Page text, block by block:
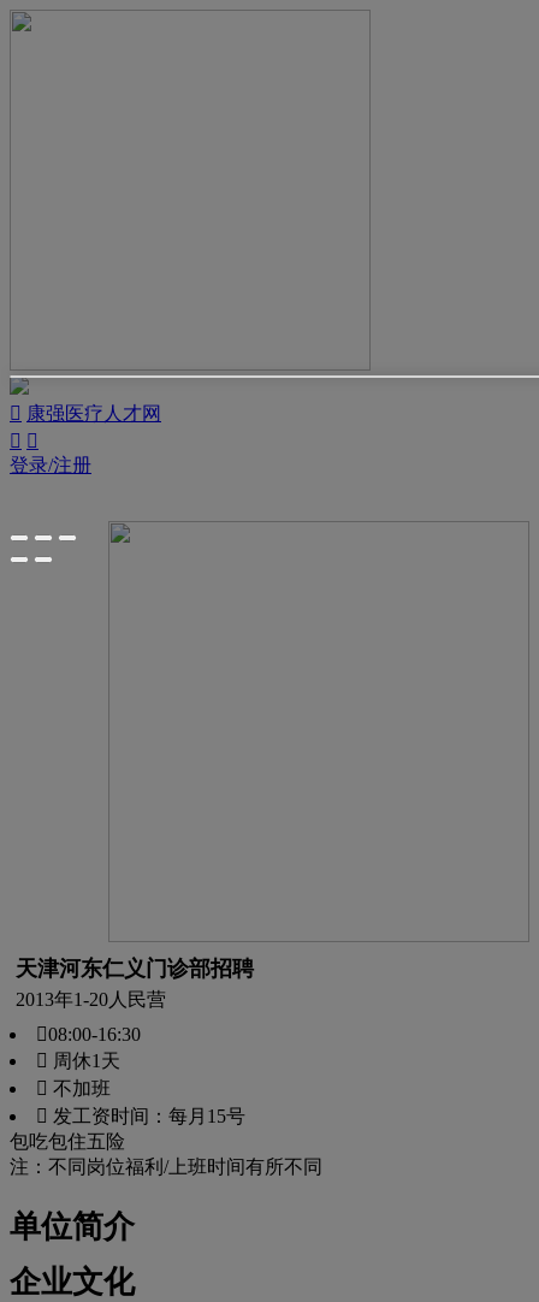
 康强医疗人才网
 
登录/注册
天津河东仁义门诊部招聘
2013年1-20人 民营
08:00-16:30
 周休1天
 不加班
 发工资时间：每月15号
包吃包住五险
注：不同岗位福利/上班时间有所不同
单位简介
企业文化